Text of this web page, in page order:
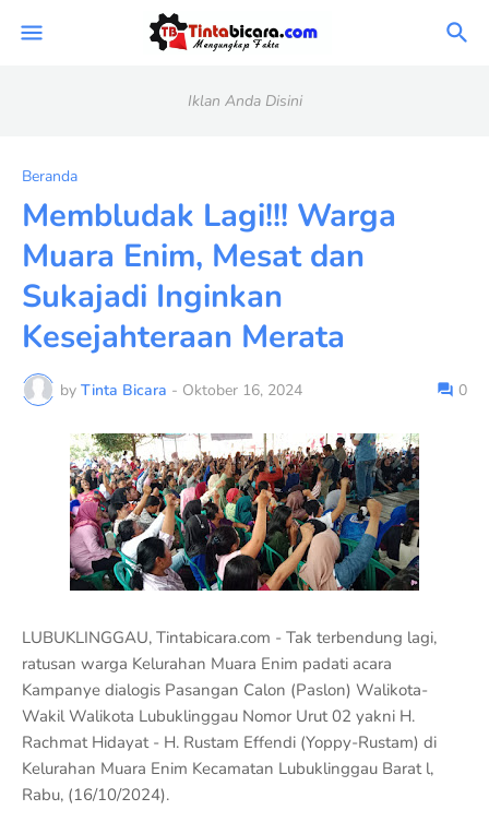
Iklan Anda Disini
Beranda
Membludak Lagi!!! Warga
Muara Enim, Mesat dan
Sukajadi Inginkan
Kesejahteraan Merata
by Tinta Bicara - Oktober 16, 2024 0
LUBUKLINGGAU, Tintabicara.com - Tak terbendung lagi,
ratusan warga Kelurahan Muara Enim padati acara
Kampanye dialogis Pasangan Calon (Paslon) Walikota-
Wakil Walikota Lubuklinggau Nomor Urut 02 yakni H.
Rachmat Hidayat - H. Rustam Effendi (Yoppy-Rustam) di
Kelurahan Muara Enim Kecamatan Lubuklinggau Barat l,
Rabu, (16/10/2024).